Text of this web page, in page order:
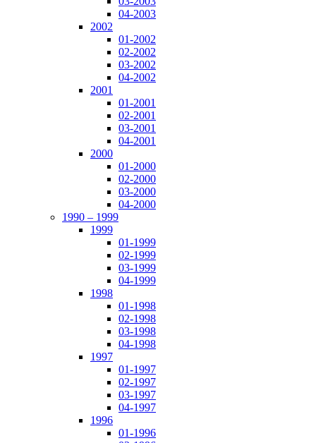
04-2003
2002
01-2002
02-2002
03-2002
04-2002
2001
01-2001
02-2001
03-2001
04-2001
2000
01-2000
02-2000
03-2000
04-2000
1990 – 1999
1999
01-1999
02-1999
03-1999
04-1999
1998
01-1998
02-1998
03-1998
04-1998
1997
01-1997
02-1997
03-1997
04-1997
1996
01-1996